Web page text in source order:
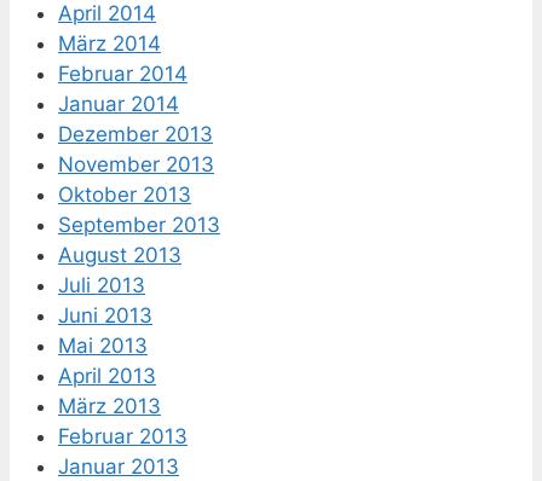
April 2014
März 2014
Februar 2014
Januar 2014
Dezember 2013
November 2013
Oktober 2013
September 2013
August 2013
Juli 2013
Juni 2013
Mai 2013
April 2013
März 2013
Februar 2013
Januar 2013